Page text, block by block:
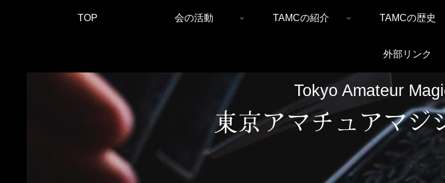
TOP 会の活動 TAMCの紹介 TAMCの歴史
外部リンク
Tokyo Amateur
東京アマチュアマジ